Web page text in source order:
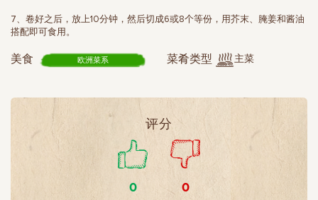
7、卷好之后，放上10分钟，然后切成6或8个等份，用芥末、腌姜和酱油
搭配即可食用。
美食 欧洲菜系 菜肴类型 主菜
评分
0 0